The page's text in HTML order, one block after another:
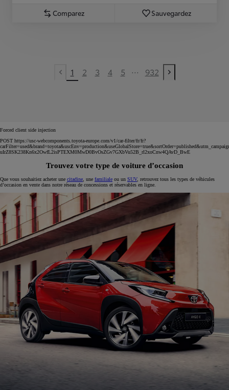
Comparez Sauvegardez
Previous page
1 2 3 4 5 ... 932
Next page
Forced client side injection
POST https://usc-webcomponents.toyota-europe.com/v1/car-filter/fr/fr?
uIrZ8SK238Kn6x2OwfL2isPTEXM0MwD0BvOsZGv7GXbVu52B_rl2xoCnw4QAvD_BwE
Trouvez votre type de voiture d’occasion
Que vous souhaitiez acheter une citadine , une familiale ou un SUV, retrouvez tous les types de véhicules
d’occasion en vente dans notre réseau de concessions et réservables en ligne.